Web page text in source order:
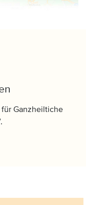
Ganzheiltiche